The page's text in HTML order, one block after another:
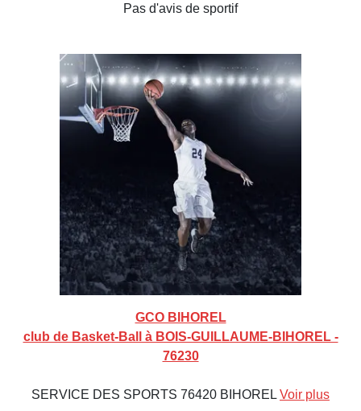
Pas d'avis de sportif
GCO BIHOREL
club de Basket-Ball à BOIS-GUILLAUME-BIHOREL -
76230
SERVICE DES SPORTS 76420 BIHOREL Voir plus